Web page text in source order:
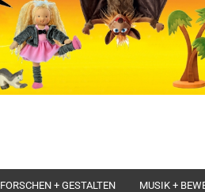
FORSCHEN + GESTALTEN MUSIK +